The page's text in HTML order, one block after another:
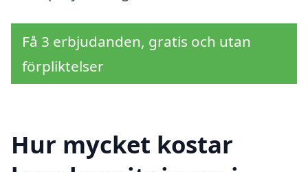
Få 3 erbjudanden, gratis och utan
förpliktelser
Hur mycket kostar